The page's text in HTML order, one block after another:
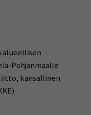
alueellisen
Pohjanmaalle
kansallinen